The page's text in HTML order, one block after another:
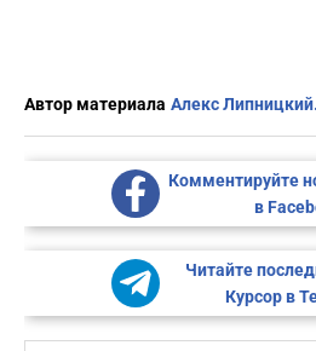
Автор материала Алекс Липницкий.
Комментируйте
в
Читайте
Курсор в